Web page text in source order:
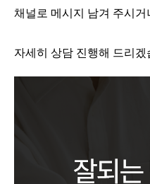
채널로 메시지 남겨 주시
자세히 상담 진행해 드리